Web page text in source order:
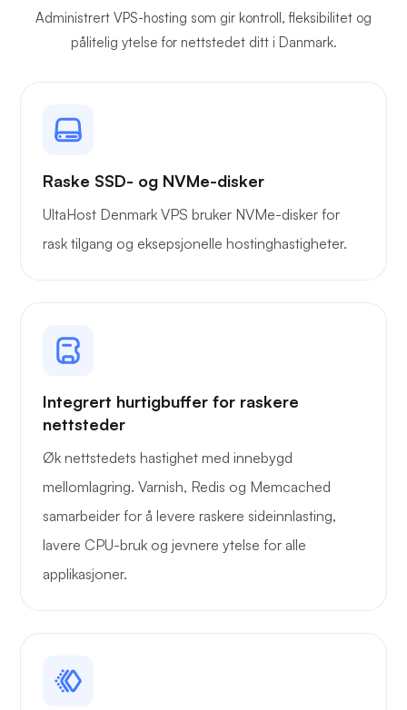
Plex
Røntgen
Lure
Administrert VPS-hosting som gir kontroll, fleksibilitet og
pålitelig ytelse for nettstedet ditt i Danmark.
Raske SSD- og NVMe-disker
UltaHost Denmark VPS bruker NVMe-disker for
rask tilgang og eksepsjonelle hostinghastigheter.
Integrert hurtigbuffer for raskere
nettsteder
Øk nettstedets hastighet med innebygd
mellomlagring. Varnish, Redis og Memcached
samarbeider for å levere raskere sideinnlasting,
lavere CPU-bruk og jevnere ytelse for alle
applikasjoner.